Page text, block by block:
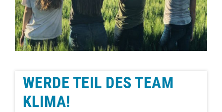
WERDE TEIL DES TEAM
KLIMA!